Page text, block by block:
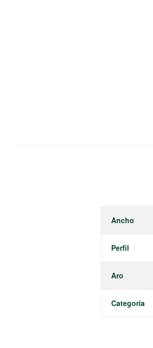
Ancho
Perfil
Aro
Categoría